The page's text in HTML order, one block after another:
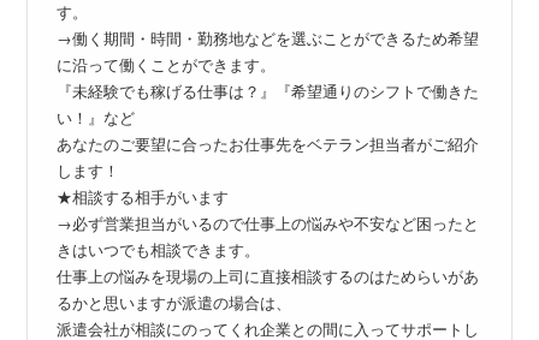
す。
→働く期間・時間・勤務地などを選ぶことができるため希望
に沿って働くことができます。
『未経験でも稼げる仕事は？』『希望通りのシフトで働きた
い！』など
あなたのご要望に合ったお仕事先をベテラン担当者がご紹介
します！
★相談する相手がいます
→必ず営業担当がいるので仕事上の悩みや不安など困ったと
きはいつでも相談できます。
仕事上の悩みを現場の上司に直接相談するのはためらいがあ
るかと思いますが派遣の場合は、
派遣会社が相談にのってくれ企業との間に入ってサポートし